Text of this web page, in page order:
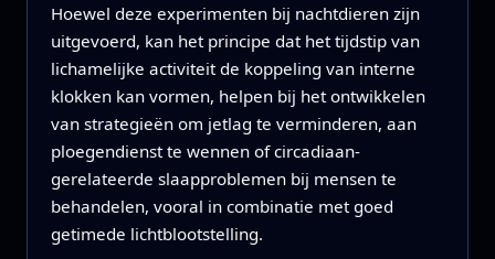
Hoewel deze experimenten bij nachtdieren zijn
uitgevoerd, kan het principe dat het tijdstip van
lichamelijke activiteit de koppeling van interne
klokken kan vormen, helpen bij het ontwikkelen
van strategieën om jetlag te verminderen, aan
ploegendienst te wennen of circadiaan-
gerelateerde slaapproblemen bij mensen te
behandelen, vooral in combinatie met goed
getimede lichtblootstelling.